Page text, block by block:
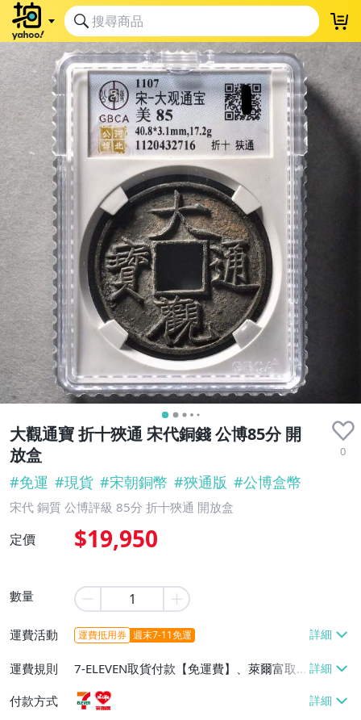
大觀通寶 折十狹通 宋代銅錢 公博85分 開
放盒
0
#免運 #現貨 #宋朝銅幣 #狹通版 #公博盒幣
宋代 銅質 公博評級 85分 折十狹通 開放盒
定價 $19,950
數量
運費活動 運費抵用券 週末7-11免運
運費規則
7-ELEVEN取貨付款【免運費】、萊爾富取
貨付款【免運費】
付款方式